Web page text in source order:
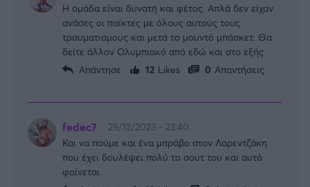
Η ομάδα είναι δυνατή και φέτος. Απλά δεν είχαν
ανάσες οι παίκτες με όλους αυτούς τους
τραυματισμους και μετά το μουντό μπάσκετ. Θα
δείτε άλλον Ολυμπιακό από εδώ και στο εξής
Απάντησε
12 Likes 0 Απαντήσεις
fedec7
29/12/2023 - 23:40
Και να πούμε και ένα μπράβο στον Λαρεντζάκη
που έχει δουλέψει πολύ το σουτ του και αυτό
φαίνεται.